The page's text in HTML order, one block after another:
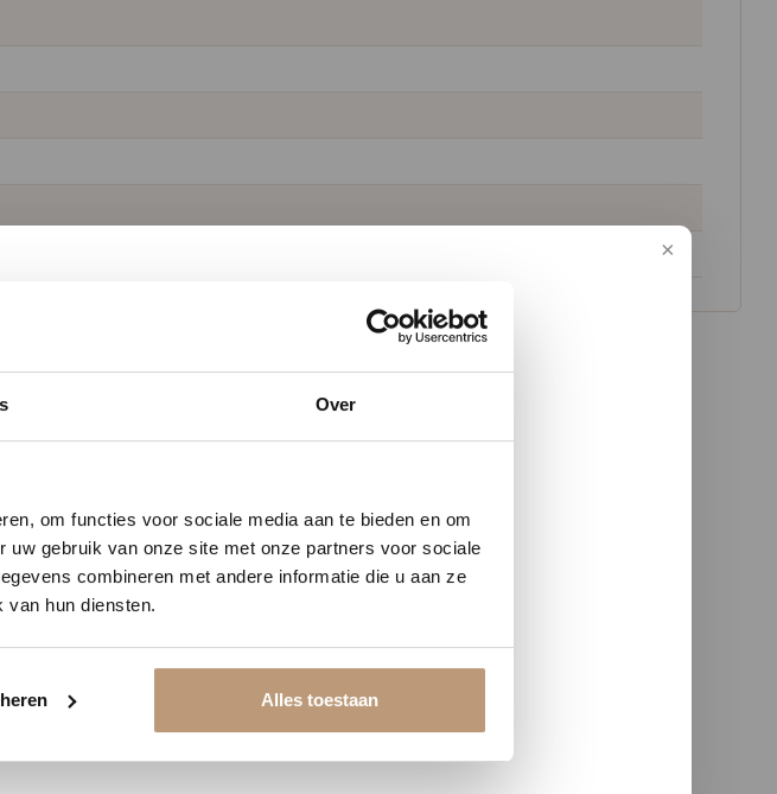
55
op jouw vloer
en bespaar direct.
vloeren
Over
om functies voor sociale media aan te bieden en om
gebruik van onze site met onze partners voor sociale
combineren met andere informatie die u aan ze
van hun diensten.
Alles toestaan
-